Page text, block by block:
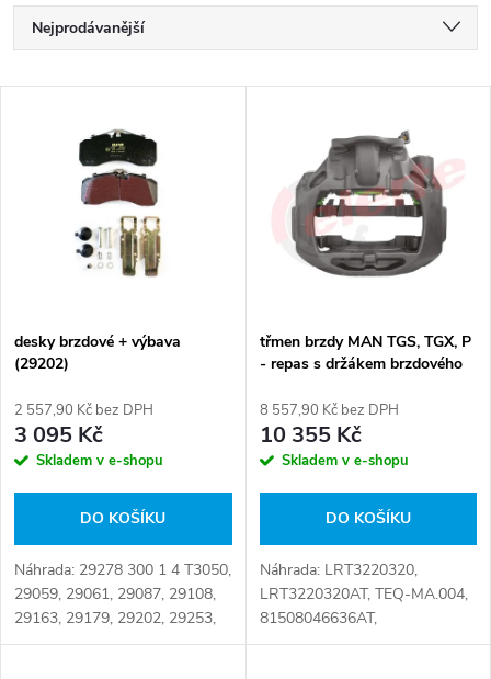
Ř
a
p
r
o
u
k
Nejprodávanější
Abecedně
s
p
r
o
d
u
k
desky brzdové + výbava
(29202)
2 557,90 Kč bez DPH
3 095 Kč
Skladem v e-shopu
DO KOŠÍKU
Náhrada: 29278 300 1 4 T3050,
29059, 29061, 29087, 29108,
29163, 29179, 29202, 29253,
29278, 017251, 185608,
třmen brzdy MAN TGS, TGX, P
- repas s držákem brzdového
8 557,90 Kč bez DPH
10 355 Kč
Skladem v e-shopu
DO KOŠÍKU
Náhrada: LRT3220320,
LRT3220320AT, TEQ-MA.004,
81508046636AT,
81508046636M,